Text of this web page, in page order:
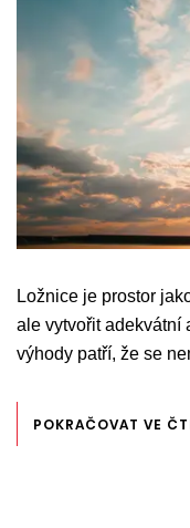
Ložnice je prostor
ale vytvořit adekvátní
výhody patří, že se
POKRAČOVAT VE